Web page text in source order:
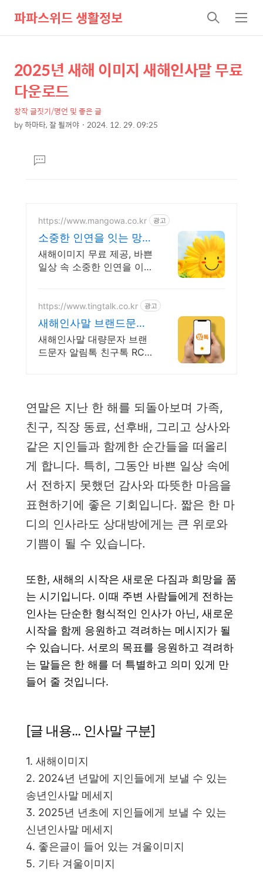
파파스위드 생활정보
검
색
메
뉴
상
세
텐
본
문
제
목
2025년 새해 이미지 새해인사말 무료
다운로드
창작 글짓기/명언 및 좋은 글
by하마타, 잘 될꺼야 2024. 12. 29. 09:25
댓
글
https://www.mangowa.co.kr 광고
소중한 인연을 잇는 망고
와 안부인사 무료이미지
다운
새해이미지 무료 제공, 바쁜
일상 속 소중한 인연을 이어
미지 다운로드, 간편하게 응
용가능!
https://www.tingtalk.co.kr 광고
새해인사말 브랜드문자
띵톡!
새해인사말 대량문자 브랜
드문자 알림톡 친구톡 RCS
연말은 지난 한 해를 되돌아보며 가족,
친구, 직장 동료, 선후배, 그리고 상사와
같은 지인들과 함께한 순간들을 떠올리
게 합니다. 특히, 그동안 바쁜 일상 속에
서 전하지 못했던 감사와 따뜻한 마음을
표현하기에 좋은 기회입니다. 짧은 한 마
디의 인사라도 상대방에게는 큰 위로와
기쁨이 될 수 있습니다.
또한, 새해의 시작은 새로운 다짐과 희망을 품
는 시기입니다. 이때 주변 사람들에게 전하는
인사는 단순한 형식적인 인사가 아닌, 새로운
시작을 함께 응원하고 격려하는 메시지가 될
수 있습니다. 서로의 목표를 응원하고 격려하
는 말들은 한 해를 더 특별하고 의미 있게 만
들어 줄 것입니다.
[글 내용... 인사말 구분]
1. 새해이미지
2. 2024년 년말에 지인들에게 보낼 수 있는
송년인사말 메세지
3. 2025년 년초에 지인들에게 보낼 수 있는
신년인사말 메세지
4. 좋은글이 들어 있는 겨울이미지
5. 기타 겨울이미지